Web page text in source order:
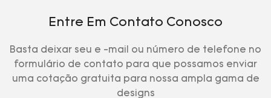
Entre Em Contato Conosco
Basta deixar seu e -mail ou número de telefone no
formulário de contato para que possamos enviar
uma cotação gratuita para nossa ampla gama de
designs